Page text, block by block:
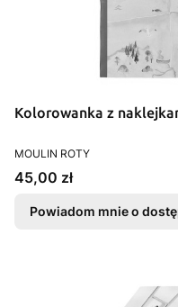
Kolorowanka z
PRODUCENT
MOULIN ROTY
Cena
45,00 zł
Powiadom mnie o